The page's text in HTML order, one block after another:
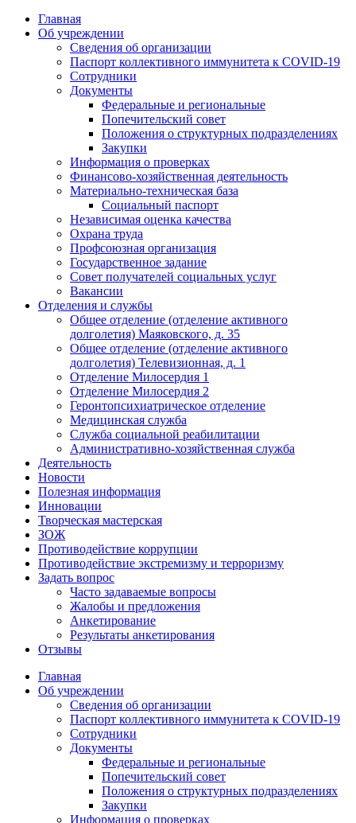
Главная
Об учреждении
Сведения об организации
Паспорт коллективного иммунитета к COVID-19
Сотрудники
Документы
Федеральные и региональные
Попечительский совет
Положения о структурных подразделениях
Закупки
Информация о проверках
Финансово-хозяйственная деятельность
Материально-техническая база
Социальный паспорт
Независимая оценка качества
Охрана труда
Профсоюзная организация
Государственное задание
Совет получателей социальных услуг
Вакансии
Отделения и службы
Общее отделение (отделение активного
долголетия) Маяковского, д. 35
Общее отделение (отделение активного
долголетия) Телевизионная, д. 1
Отделение Милосердия 1
Отделение Милосердия 2
Геронтопсихиатрическое отделение
Медицинская служба
Служба социальной реабилитации
Административно-хозяйственная служба
Деятельность
Новости
Полезная информация
Инновации
Творческая мастерская
ЗОЖ
Противодействие коррупции
Противодействие экстремизму и терроризму
Задать вопрос
Часто задаваемые вопросы
Жалобы и предложения
Анкетирование
Результаты анкетирования
Отзывы
Главная
Об учреждении
Сведения об организации
Паспорт коллективного иммунитета к COVID-19
Сотрудники
Документы
Федеральные и региональные
Попечительский совет
Положения о структурных подразделениях
Закупки
Информация о проверках